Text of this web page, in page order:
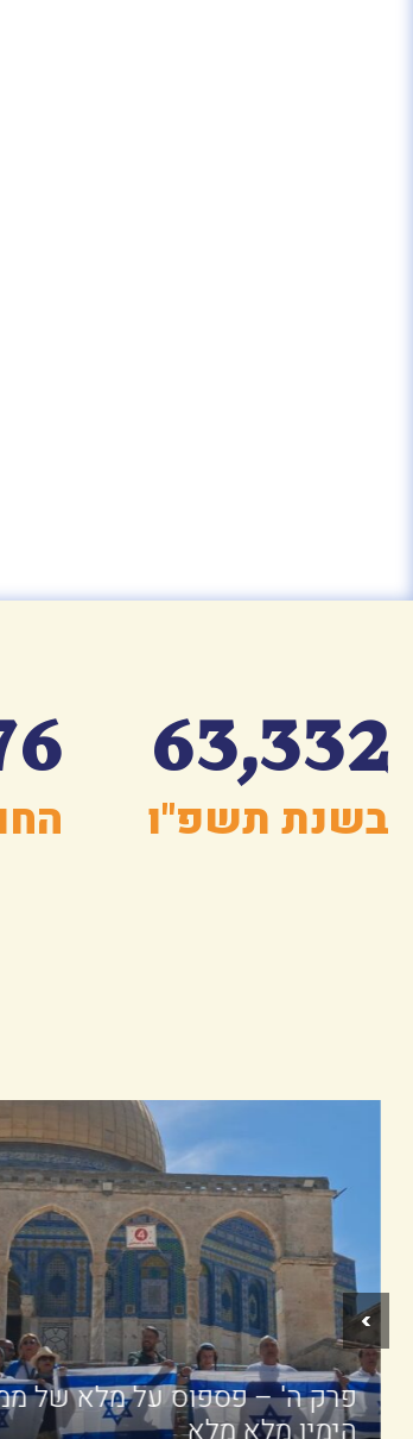
63,332
בשנת תשפ"ו
פרק ה' – פספוס על מלא של
›